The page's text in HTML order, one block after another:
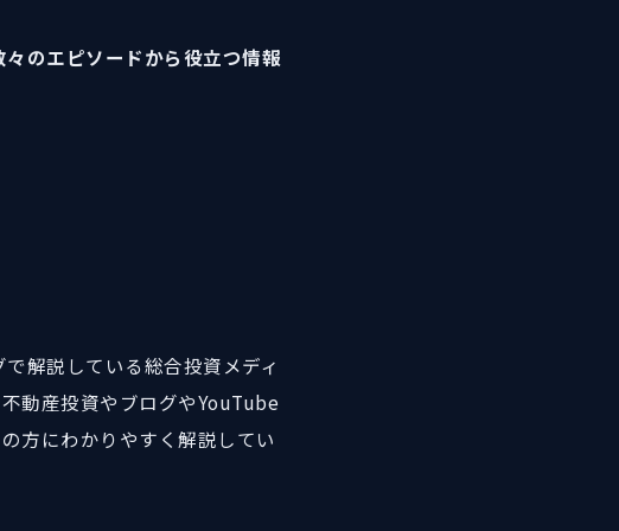
のエピソードから役立つ情報
解説している総合投資メディ
動産投資やブログやYouTube
方にわかりやすく解説してい